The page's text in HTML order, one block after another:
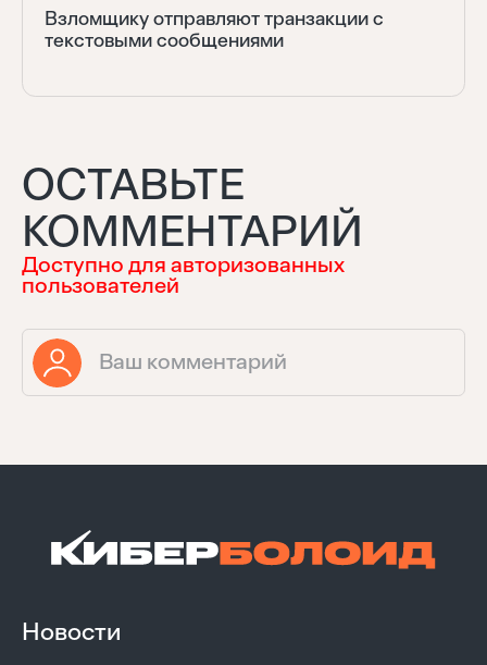
Взломщику отправляют транзакции с
текстовыми сообщениями
ОСТАВЬТЕ
КОММЕНТАРИЙ
Доступно для авторизованных
пользователей
Новости